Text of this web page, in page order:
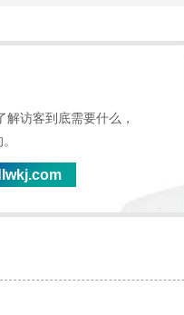
访客到底需要什么，